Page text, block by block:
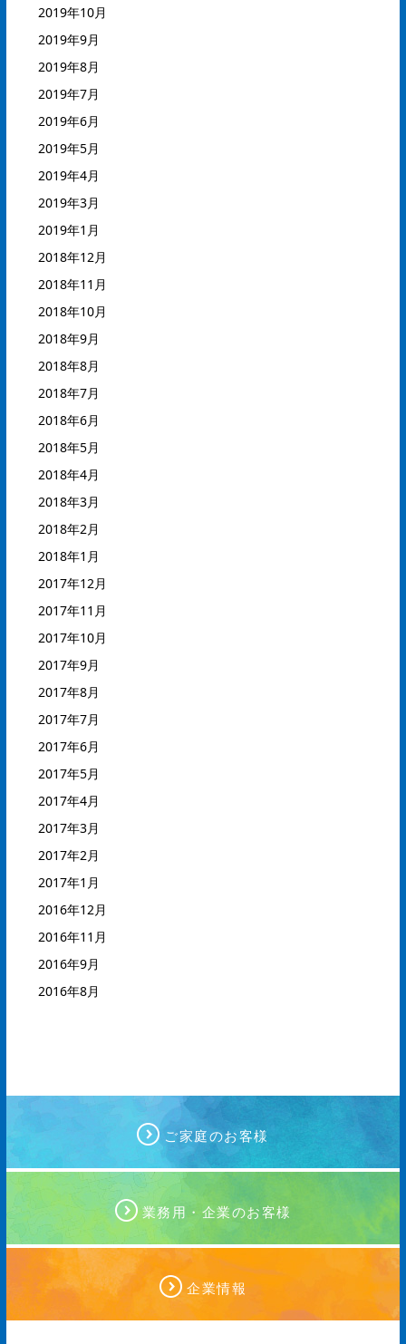
2019年10月
2019年9月
2019年8月
2019年7月
2019年6月
2019年5月
2019年4月
2019年3月
2019年1月
2018年12月
2018年11月
2018年10月
2018年9月
2018年8月
2018年7月
2018年6月
2018年5月
2018年4月
2018年3月
2018年2月
2018年1月
2017年12月
2017年11月
2017年10月
2017年9月
2017年8月
2017年7月
2017年6月
2017年5月
2017年4月
2017年3月
2017年2月
2017年1月
2016年12月
2016年11月
2016年9月
2016年8月
ご家庭のお客様
業務用・企業のお客様
企業情報